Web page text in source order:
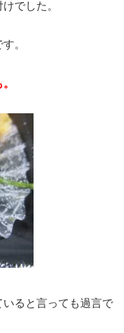
でした。
。
ると言っても過言で